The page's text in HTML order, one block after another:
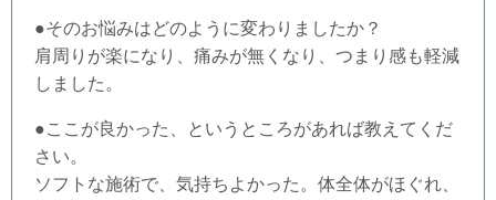
●そのお悩みはどのように変わりましたか？
肩周りが楽になり、痛みが無くなり、つまり感も軽減
しました。
●ここが良かった、というところがあれば教えてくだ
さい。
ソフトな施術で、気持ちよかった。体全体がほぐれ、